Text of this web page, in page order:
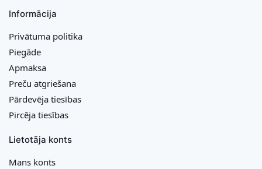
Informācija
Privātuma politika
Piegāde
Apmaksa
Preču atgriešana
Pārdevēja tiesības
Pircēja tiesības
Lietotāja konts
Mans konts